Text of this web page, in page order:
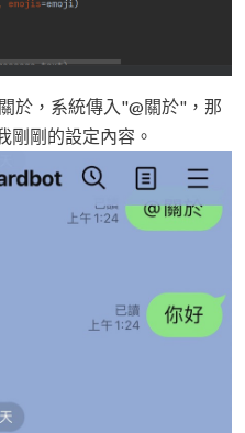
於，系統傳入"@關於"，那
剛剛的設定內容。